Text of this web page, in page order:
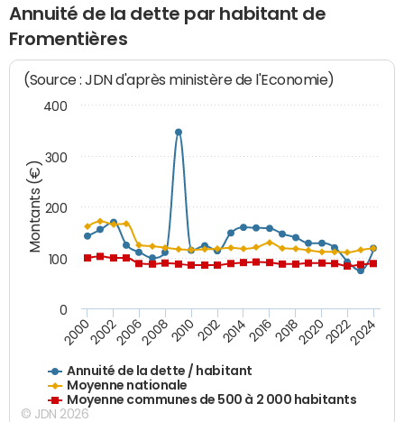
Annuité de la dette par habitant de
Fromentières
Montants (€)
(Source : JDN d'après ministère de l'Economie)
Annuité de la dette / habitant
Moyenne nationale
Moyenne communes de 500 à 2 000 habitants
200020022006200820102012201420162018202020222024
0
100
200
300
400
© JDN 2026